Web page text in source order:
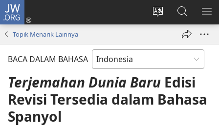
JW.ORG
Ganti
bahasa
Log
window
Cari
di
JW.ORG
Topik Menarik Lainnya
BACA DALAM BAHASA
Terjemahan Dunia Baru Edisi
Revisi Tersedia dalam Bahasa
Spanyol